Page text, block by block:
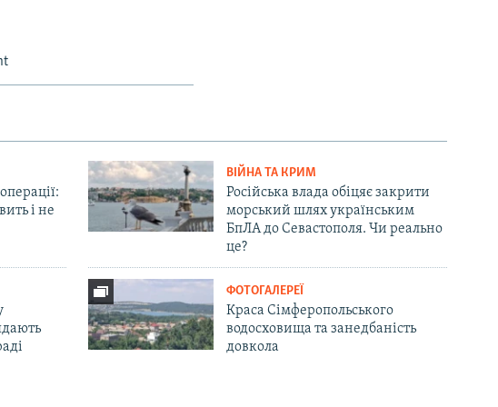
і не
ВІЙНА ТА КРИМ
Російська влада обіцяє закрити
морський шлях українським
БпЛА до Севастополя. Чи реально
це?
ФОТОГАЛЕРЕЇ
Краса Сімферопольського
водосховища та занедбаність
довкола